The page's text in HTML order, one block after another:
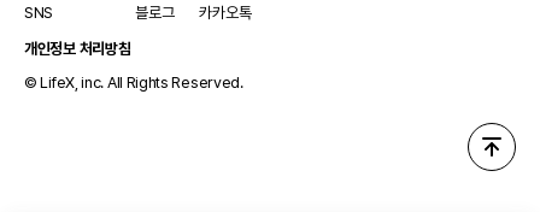
SNS
블로그
카카오톡
개인정보 처리방침
© LifeX, inc. All Rights Reserved.